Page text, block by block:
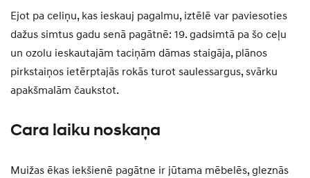
Ejot pa celiņu, kas ieskauj pagalmu, iztēlē var paviesoties
dažus simtus gadu senā pagātnē: 19. gadsimtā pa šo ceļu
un ozolu ieskautajām taciņām dāmas staigāja, plānos
pirkstaiņos ietērptajās rokās turot saulessargus, svārku
apakšmalām čaukstot.
Cara laiku noskaņa
Muižas ēkas iekšienē pagātne ir jūtama mēbelēs, gleznās